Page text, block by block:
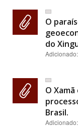
O
do
Adicionado:
O
Brasil.
Adicionado: